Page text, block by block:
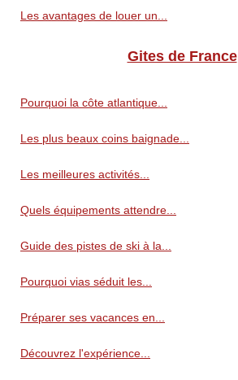
Les avantages de louer un...
Gites de France
Pourquoi la côte atlantique...
Les plus beaux coins baignade...
Les meilleures activités...
Quels équipements attendre...
Guide des pistes de ski à la...
Pourquoi vias séduit les...
Préparer ses vacances en...
Découvrez l'expérience...